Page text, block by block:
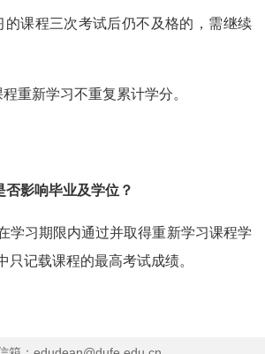
的课程三次考试后仍不及格的，需继续
程重新学习不重复累计学分。
否影响毕业及学位？
学习期限内通过并取得重新学习课程学
只记载课程的最高考试成绩。